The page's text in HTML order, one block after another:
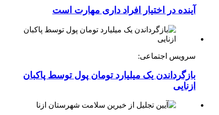
آینده در اختیار افراد داری مهارت است
سرویس اجتماعی:
بازگرداندن یک میلیارد تومان پول توسط پاکبان
ازنایی